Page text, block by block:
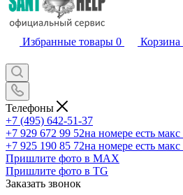
Избранные товары 0 Корзина
Телефоны
+7 (495) 642-51-37
+7 929 672 99 52на номере есть
+7 925 190 85 72на номере есть
Пришлите фото в MAX
Пришлите фото в TG
Заказать звонок